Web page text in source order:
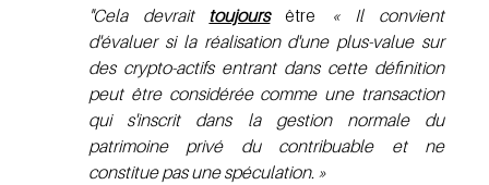
"Cela devrait
toujours être
« Il convient
d'évaluer si la réalisation d'une plus-value sur
des crypto-actifs entrant dans cette définition
peut être considérée comme une transaction
qui s'inscrit dans la gestion normale du
patrimoine privé du contribuable et ne
constitue pas une spéculation. »